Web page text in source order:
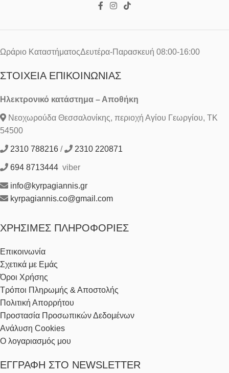
Ωράριο ΚαταστήματοςΔευτέρα-Παρασκευή 08:00-16:00
ΣΤΟΙΧΕΊΑ ΕΠΙΚΟΙΝΩΝΊΑΣ
Ηλεκτρονικό κατάστημα – Αποθήκη
Νεοχωρούδα Θεσσαλονίκης, περιοχή Αγίου Γεωργίου, ΤΚ
54500
2310 788216 / 2310 220871
694 8713444 viber
info@kyrpagiannis.gr
kyrpagiannis.co@gmail.com
ΧΡΉΣΙΜΕΣ ΠΛΗΡΟΦΟΡΊΕΣ
Επικοινωνία
Σχετικά με Εμάς
Όροι Χρήσης
Τρόποι Πληρωμής & Αποστολής
Πολιτική Απορρήτου
Προστασία Προσωπικών Δεδομένων
Ανάλυση Cookies
Ο λογαριασμός μου
ΕΓΓΡΑΦΉ ΣΤΟ NEWSLETTER